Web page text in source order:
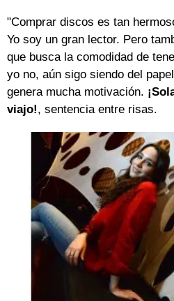
"Comprar discos es tan
Yo soy un gran lector. Pero
que busca la comodidad de
yo no, aún sigo siendo del
genera mucha motivación.
viajo!, sentencia entre risas.